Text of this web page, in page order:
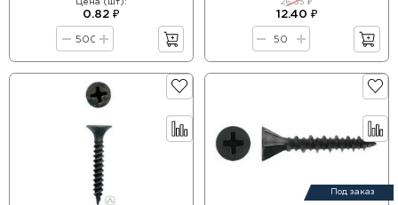
Цена (шт):
0.82 ₽
26.33 ₽
12.40 ₽
Под заказ